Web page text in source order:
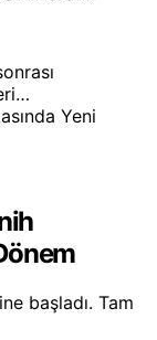
başladı. Tam